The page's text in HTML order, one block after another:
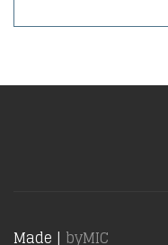
Made | byMIC